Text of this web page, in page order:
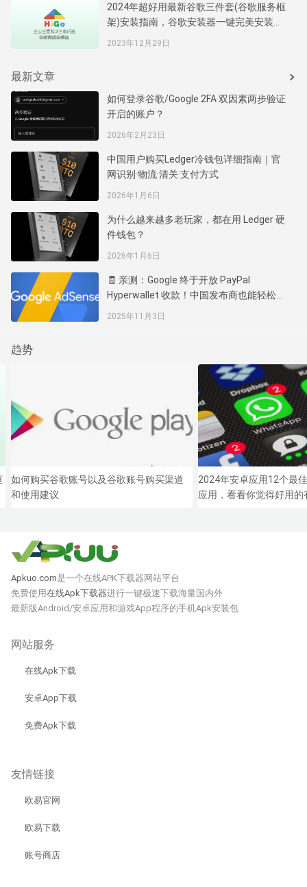
2024年超好用最新谷歌三件套(谷歌服务框
架)安装指南，谷歌安装器一键完美安装谷
歌商店服务框架
2023年12月29日
最新文章
如何登录谷歌/Google 2FA 双因素两步验证
开启的账户？
2026年2月23日
中国用户购买Ledger冷钱包详细指南｜官
网识别·物流·清关·支付方式
2026年1月6日
为什么越来越多老玩家，都在用 Ledger 硬
件钱包？
2026年1月6日
🧾 亲测：Google 终于开放 PayPal
Hyperwallet 收款！中国发布商也能轻松拿
到 AdSense 钱了
2025年11月3日
趋势
如何购买谷歌账号以及谷歌账号购买渠道
和使用建议
2024年安卓应用12个最
应用，看看你觉得好用的
Apkuo.com是一个在线APK下载器网站平台
免费使用在线Apk下载器进行一键极速下载海量国内外
最新版Android/安卓应用和游戏App程序的手机Apk安装包
网站服务
在线Apk下载
安卓App下载
免费Apk下载
友情链接
欧易官网
欧易下载
账号商店